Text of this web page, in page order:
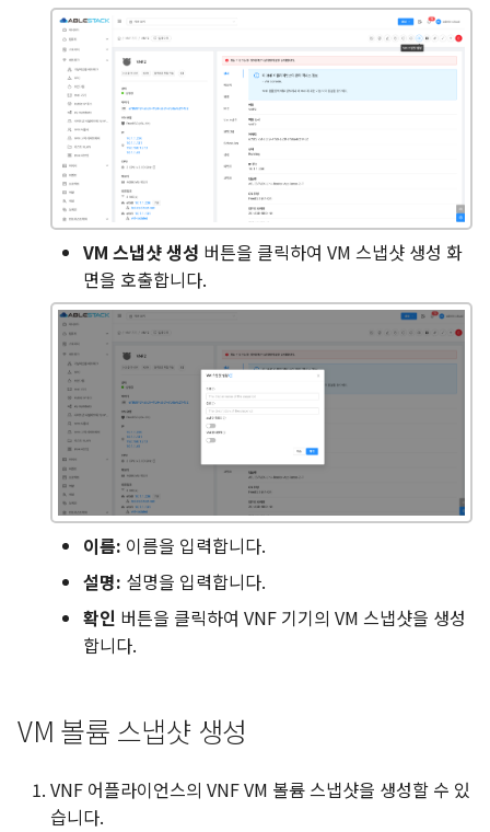
VM 스냅샷 생성 버튼을 클릭하여 VM 스냅샷 생성 화
면을 호출합니다.
이름: 이름을 입력합니다.
설명: 설명을 입력합니다.
확인 버튼을 클릭하여 VNF 기기의 VM 스냅샷을 생성
합니다.
VM 볼륨 스냅샷 생성
VNF 어플라이언스의 VNF VM 볼륨 스냅샷을 생성할 수 있
습니다.